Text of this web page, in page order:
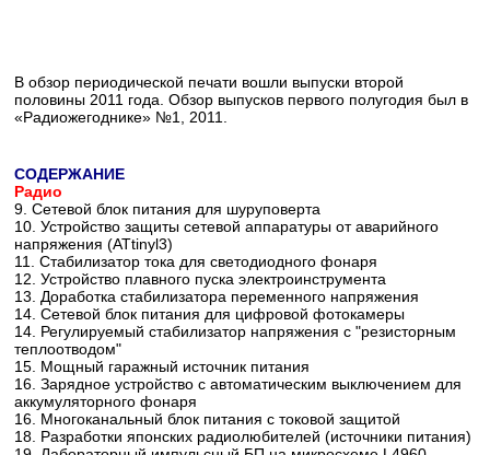
В обзор периодической печати вошли выпуски второй
половины 2011 года. Обзор выпусков первого полугодия был в
«Радиожегоднике» №1, 2011.
СОДЕРЖАНИЕ
Радио
9. Сетевой блок питания для шуруповерта
10. Устройство защиты сетевой аппаратуры от аварийного
напряжения (ATtinyl3)
11. Стабилизатор тока для светодиодного фонаря
12. Устройство плавного пуска электроинструмента
13. Доработка стабилизатора переменного напряжения
14. Сетевой блок питания для цифровой фотокамеры
14. Регулируемый стабилизатор напряжения с "резисторным
теплоотводом"
15. Мощный гаражный источник питания
16. Зарядное устройство с автоматическим выключением для
аккумуляторного фонаря
16. Многоканальный блок питания с токовой защитой
18. Разработки японских радиолюбителей (источники питания)